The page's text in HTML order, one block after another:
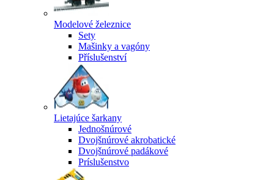
Modelové železnice
Sety
Mašinky a vagóny
Příslušenství
Lietajúce šarkany
Jednošnúrové
Dvojšnúrové akrobatické
Dvojšnúrové padákové
Príslušenstvo